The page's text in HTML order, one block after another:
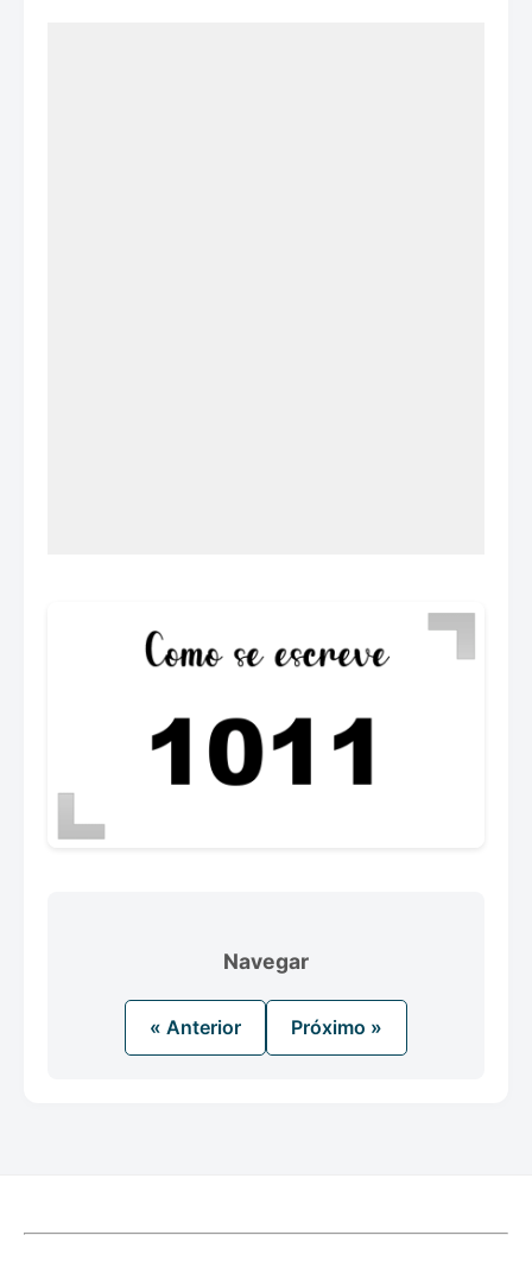
Navegar
« Anterior Próximo »